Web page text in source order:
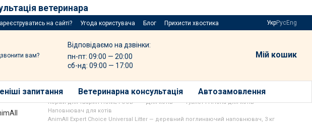
ветеринара
на сайті? Угода користувача Блог
Прихисти хвостика
УкрРусEng
вам?
Відповідаємо на дзвінки:
пн-пт: 09:00 — 20:00
сб-нд: 09:00 — 17:00
Мій кошик
запитання Ветеринарна консультація Автозамовлення
Корми для тварин HOME FOOD Для котів
Туалет і гігієна для котів
Наповнювач для котів
AnimAll Expert Choice Universal Litter — деревний поглинаючий наповнювач, 3 кг